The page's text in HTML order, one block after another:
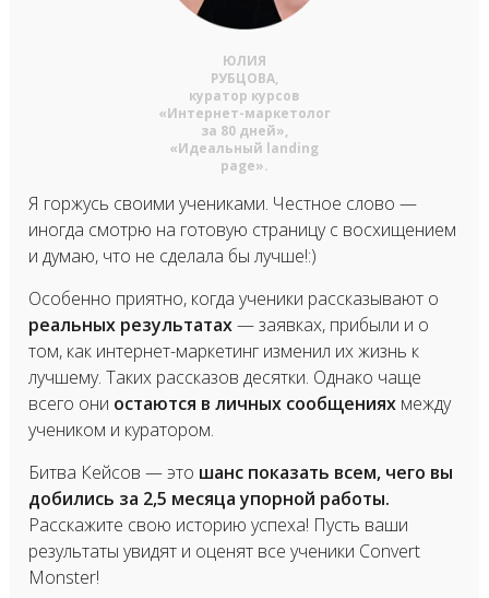
ЮЛИЯ
РУБЦОВА,
куратор курсов
«Интернет-маркетолог
за 80 дней»,
«Идеальный landing
page».
Я горжусь своими учениками. Честное слово —
иногда смотрю на готовую страницу с восхищением
и думаю, что не сделала бы лучше!:)
Особенно приятно, когда ученики рассказывают о
реальных результатах— заявках, прибыли и о
том, как интернет-маркетинг изменил их жизнь к
лучшему. Таких рассказов десятки. Однако чаще
всего они остаются в личных сообщениях между
учеником и куратором.
Битва Кейсов — это шанс показать всем, чего вы
добились за 2,5 месяца упорной работы.
Расскажите свою историю успеха! Пусть ваши
результаты увидят и оценят все ученики Convert
Monster!